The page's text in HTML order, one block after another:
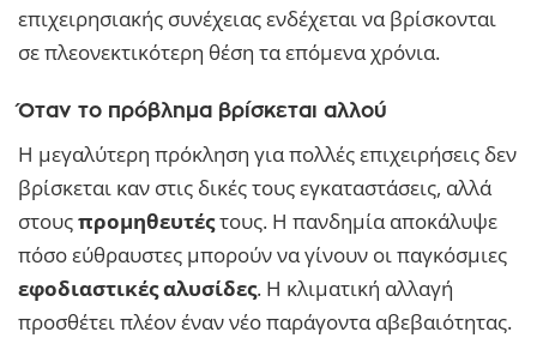
επιχειρησιακής συνέχειας ενδέχεται να βρίσκονται
σε πλεονεκτικότερη θέση τα επόμενα χρόνια.
Όταν το πρόβλημα βρίσκεται αλλού
Η μεγαλύτερη πρόκληση για πολλές επιχειρήσεις δεν
βρίσκεται καν στις δικές τους εγκαταστάσεις, αλλά
στουςπρομηθευτέςτους. Η πανδημία αποκάλυψε
πόσο εύθραυστες μπορούν να γίνουν οι παγκόσμιες
εφοδιαστικές αλυσίδες. Η κλιματική αλλαγή
προσθέτει πλέον έναν νέο παράγοντα αβεβαιότητας.